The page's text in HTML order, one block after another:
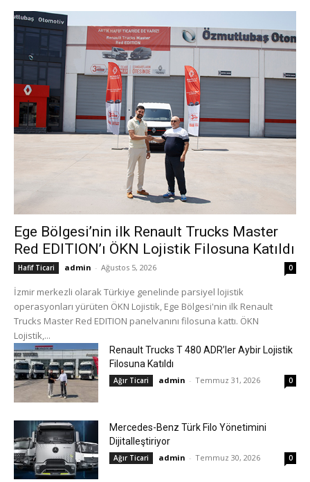
Ege Bölgesi’nin ilk Renault Trucks Master
Red EDITION’ı ÖKN Lojistik Filosuna Katıldı
Hafif Ticari admin - Ağustos 5, 2026 0
İzmir merkezli olarak Türkiye genelinde parsiyel lojistik
operasyonları yürüten ÖKN Lojistik, Ege Bölgesi'nin ilk Renault
Trucks Master Red EDITION panelvanını filosuna kattı. ÖKN
Lojistik,...
Renault Trucks T 480 ADR’ler Aybir Lojistik
Filosuna Katıldı
Ağır Ticari admin - Temmuz 31, 2026 0
Mercedes-Benz Türk Filo Yönetimini
Dijitalleştiriyor
Ağır Ticari admin - Temmuz 30, 2026 0